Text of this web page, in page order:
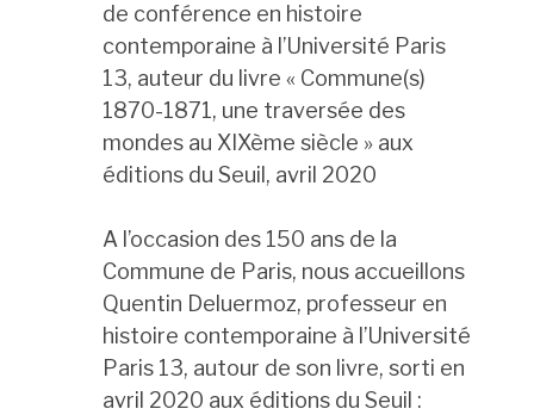
de conférence en histoire
contemporaine à l’Université Paris
13, auteur du livre « Commune(s)
1870-1871, une traversée des
mondes au XIXème siècle » aux
éditions du Seuil, avril 2020
A l’occasion des 150 ans de la
Commune de Paris, nous accueillons
Quentin Deluermoz, professeur en
histoire contemporaine à l’Université
Paris 13, autour de son livre, sorti en
avril 2020 aux éditions du Seuil :